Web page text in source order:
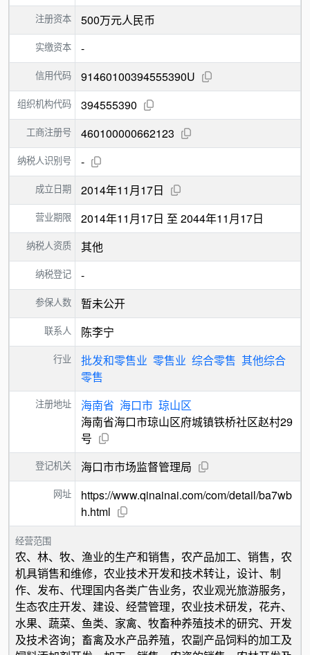
注册资本 500万元人民币
实缴资本 -
信用代码 91460100394555390U
组织机构代码 394555390
工商注册号 460100000662123
纳税人识别号 -
成立日期 2014年11月17日
营业期限 2014年11月17日 至 2044年11月17日
纳税人资质 其他
纳税登记 -
参保人数 暂未公开
联系人 陈李宁
行业 批发和零售业 零售业 综合零售 其他综合
零售
注册地址 海南省 海口市 琼山区
海南省海口市琼山区府城镇铁桥社区赵村29
号
登记机关 海口市市场监督管理局
网址
https://www.qinainai.com/com/detail/ba7wb
h.html
经营范围
农、林、牧、渔业的生产和销售，农产品加工、销售，农
机具销售和维修，农业技术开发和技术转让，设计、制
作、发布、代理国内各类广告业务，农业观光旅游服务，
生态农庄开发、建设、经营管理，农业技术研发，花卉、
水果、蔬菜、鱼类、家禽、牧畜种养殖技术的研究、开发
及技术咨询；畜禽及水产品养殖，农副产品饲料的加工及